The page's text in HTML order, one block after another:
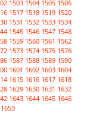
1503 1504 1505 1506
1517 1518 1519 1520
1531 1532 1533 1534
1545 1546 1547 1548
1559 1560 1561 1562
1573 1574 1575 1576
1587 1588 1589 1590
1601 1602 1603 1604
1615 1616 1617 1618
1629 1630 1631 1632
1643 1644 1645 1646
1653